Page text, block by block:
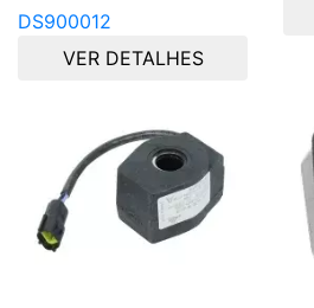
DS900012
VER DETALHES